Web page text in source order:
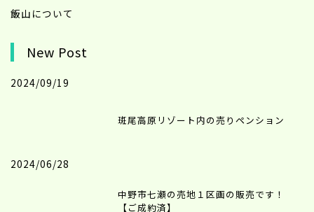
飯山について
New Post
2024/09/19
斑尾高原リゾート内の売りペンション
2024/06/28
中野市七瀬の売地１区画の販売です！
【ご成約済】